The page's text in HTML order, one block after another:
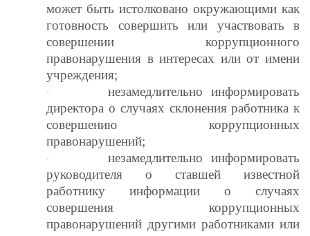
может быть истолковано окружающими как
готовность совершить или участвовать в
совершении коррупционного
правонарушения в интересах или от имени
учреждения;
·
незамедлительно информировать
директора о случаях склонения работника к
совершению коррупционных
правонарушений;
·
незамедлительно информировать
руководителя о ставшей известной
работнику информации о случаях
совершения коррупционных
правонарушений другими работниками или